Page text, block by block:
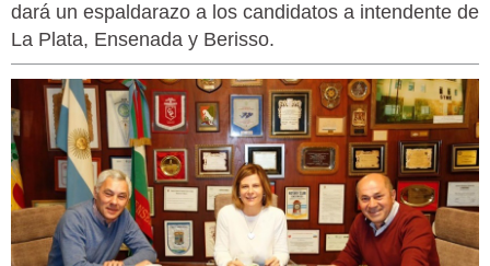
dará un espaldarazo a los candidatos a intendente de
La Plata, Ensenada y Berisso.